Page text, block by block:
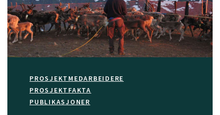
PROSJEKTMEDARBEIDERE
PROSJEKTFAKTA
PUBLIKASJONER